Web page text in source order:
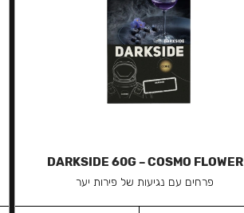
DARKSIDE 60G – COSMO FLOWER
פרחים עם נגיעות של פירות יער